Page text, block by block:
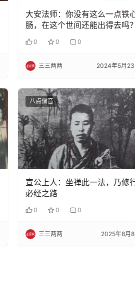
大安法师：你没有这么一点铁
肠，在这个世间还能出得去吗
0 0 0
三三两两 2024年5月
八点僧音
宣公上人：坐禅此一法，乃修
必经之路
0 0 0
三三两两 2025年8月